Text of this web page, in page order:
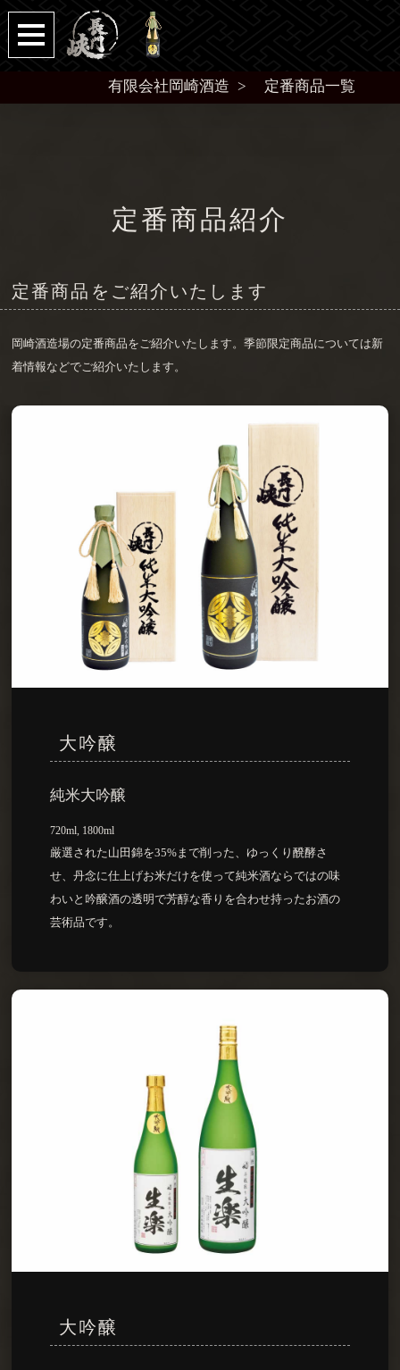
有限会社岡崎酒造 定番商品一覧
定番商品紹介
定番商品をご紹介いたします
岡崎酒造場の定番商品をご紹介いたします。季節限定商品については新
着情報などでご紹介いたします。
大吟醸
純米大吟醸
720ml, 1800ml
厳選された山田錦を35%まで削った、ゆっくり醗酵さ
せ、丹念に仕上げお米だけを使って純米酒ならではの味
わいと吟醸酒の透明で芳醇な香りを合わせ持ったお酒の
芸術品です。
大吟醸